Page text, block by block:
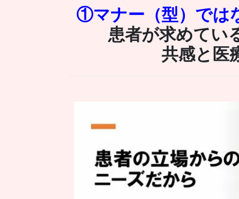
①マナー（型）では
患者が求めてい
共感と医